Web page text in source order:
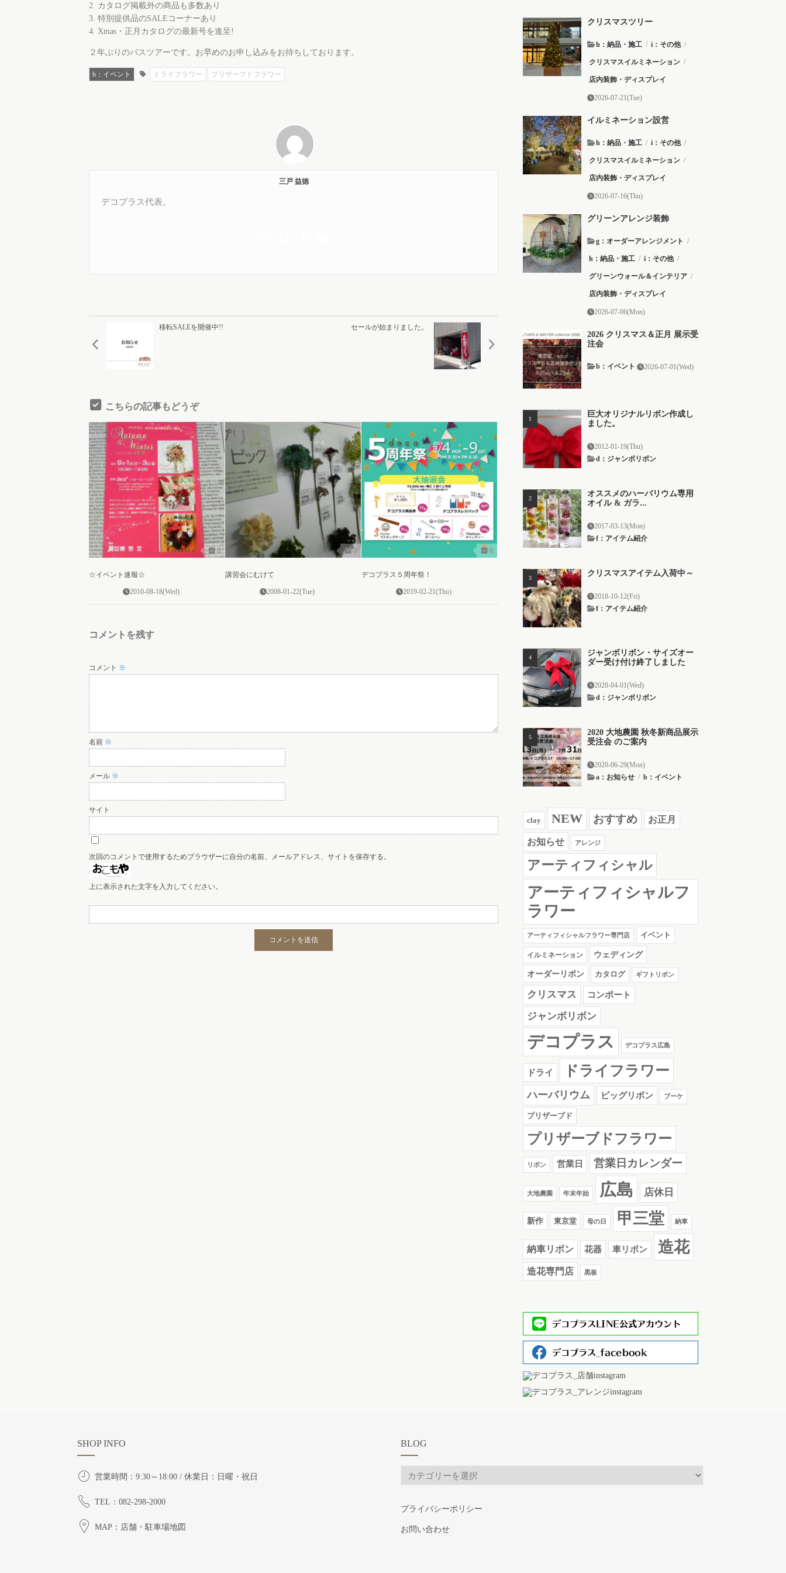
2. カタログ掲載外の商品も多数あり
3. 特別提供品のSALEコーナーあり
4. Xmas・正月カタログの最新号を進呈!
２年ぶりのバスツアーです。お早めのお申し込みをお待ちしております。
b：イベント ドライフラワー プリザーブドフラワー
三戸 益徳
デコプラス代表。
移転SALEを開催中!! セールが始まりました。
こちらの記事もどうぞ
0
☆イベント速報☆
2010-08-18(Wed)
0
講習会にむけて
2008-01-22(Tue)
0
デコプラス５周年祭！
2019-02-21(Thu)
コメントを残す
コメント ※
名前 ※
メール ※
サイト
次回のコメントで使用するためブラウザーに自分の名前、メールアドレス、サイトを保存する。
上に表示された文字を入力してください。
クリスマスツリー
h：納品・施工 / i：その他 /
クリスマスイルミネーション /
店内装飾・ディスプレイ
2026-07-21(Tue)
イルミネーション設営
h：納品・施工 / i：その他 /
クリスマスイルミネーション /
店内装飾・ディスプレイ
2026-07-16(Thu)
グリーンアレンジ装飾
g：オーダーアレンジメント /
h：納品・施工 / i：その他 /
グリーンウォール＆インテリア /
店内装飾・ディスプレイ
2026-07-06(Mon)
2026 クリスマス＆正月 展示受
注会
b：イベント 2026-07-01(Wed)
巨大オリジナルリボン作成し
ました。
2012-01-19(Thu)
d：ジャンボリボン
オススメのハーバリウム専用
オイル & ガラ...
2017-03-13(Mon)
f：アイテム紹介
クリスマスアイテム入荷中～
2018-10-12(Fri)
f：アイテム紹介
ジャンボリボン・サイズオー
ダー受け付け終了しました
2020-04-01(Wed)
d：ジャンボリボン
2020 大地農園 秋冬新商品展示
受注会 のご案内
2020-06-29(Mon)
a：お知らせ / b：イベント
clay NEW おすすめ お正月
お知らせ アレンジ
アーティフィシャル
アーティフィシャルフ
ラワー
アーティフィシャルフラワー専門店 イベント
イルミネーション ウェディング
オーダーリボン カタログ ギフトリボン
クリスマス コンポート
ジャンボリボン
デコプラス デコプラス広島
ドライ ドライフラワー
ハーバリウム ビッグリボン ブーケ
プリザーブド
プリザーブドフラワー
リボン 営業日 営業日カレンダー
大地農園 年末年始 広島 店休日
新作 東京堂 母の日 甲三堂 納車
納車リボン 花器 車リボン 造花
造花専門店 黒板
SHOP INFO
営業時間：9:30～18:00 / 休業日：日曜・祝日
TEL：082-298-2000
MAP：店舗・駐車場地図
BLOG
BLOG
プライバシーポリシー
お問い合わせ